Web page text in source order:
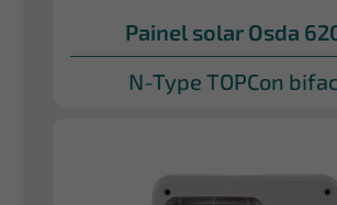
Painel solar Osda
N-Type TOPCon